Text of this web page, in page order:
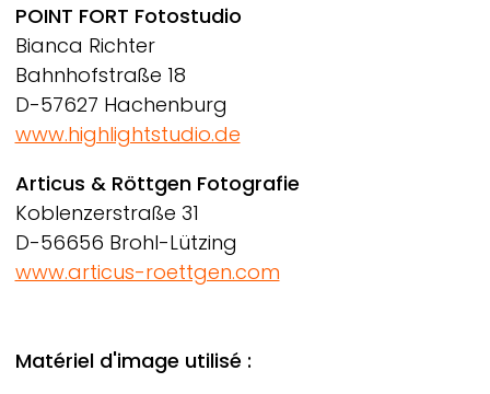
POINT FORT Fotostudio
Bianca Richter
Bahnhofstraße 18
D-57627 Hachenburg
www.highlightstudio.de
Articus & Röttgen Fotografie
Koblenzerstraße 31
D-56656 Brohl-Lützing
www.articus-roettgen.com
Matériel d'image utilisé :